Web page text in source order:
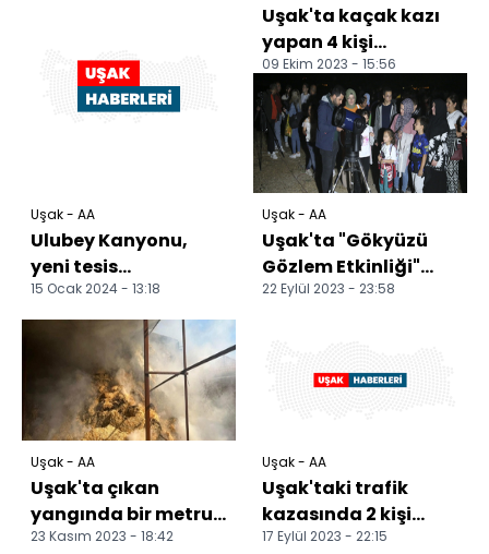
Uşak - AA
Ulubey Kanyonu,
yeni tesis
yatırımlarıyla
ziyaretçi sayısını
15 Ocak 2024 - 13:18
Uşak'ta kaçak kazı
yapan 4 kişi
yakalandı
09 Ekim 2023 - 15:56
Uşak - AA
Uşak'ta "Gökyüzü
Gözlem Etkinliği"
düzenlendi
22 Eylül 2023 - 23:58
Uşak - AA
Uşak'ta çıkan
yangında bir metruk
ev ile saman ve
23 Kasım 2023 - 18:42
Uşak - AA
Uşak'taki trafik
kazasında 2 kişi
yaralandı
17 Eylül 2023 - 22:15